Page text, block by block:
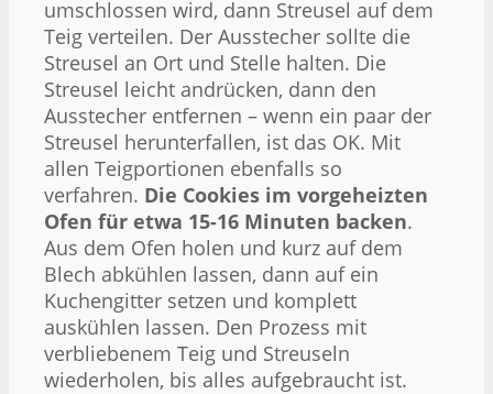
umschlossen wird, dann Streusel auf dem
Teig verteilen. Der Ausstecher sollte die
Streusel an Ort und Stelle halten. Die
Streusel leicht andrücken, dann den
Ausstecher entfernen – wenn ein paar der
Streusel herunterfallen, ist das OK. Mit
allen Teigportionen ebenfalls so
verfahren. Die Cookies im vorgeheizten
Ofen für etwa 15-16 Minuten backen.
Aus dem Ofen holen und kurz auf dem
Blech abkühlen lassen, dann auf ein
Kuchengitter setzen und komplett
auskühlen lassen. Den Prozess mit
verbliebenem Teig und Streuseln
wiederholen, bis alles aufgebraucht ist.